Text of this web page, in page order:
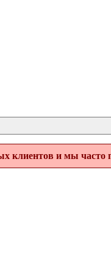
клиентов и мы часто